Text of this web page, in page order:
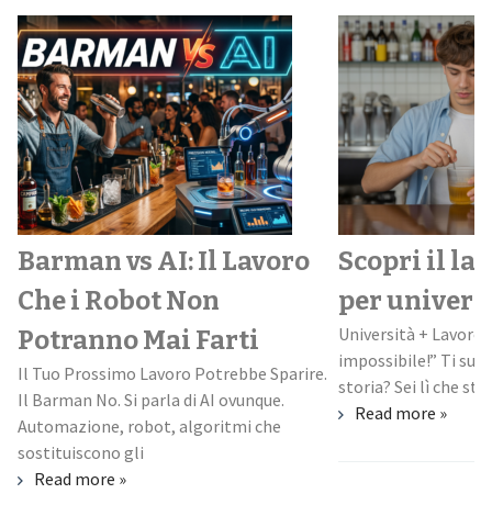
Barman vs AI: Il Lavoro
Che i Robot Non
Potranno Mai Farti
Il Tuo Prossimo Lavoro Potrebbe Sparire.
Il Barman No. Si parla di AI ovunque.
Automazione, robot, algoritmi che
sostituiscono gli
Read more »
Scopri il
per
Università +
impossibile!” Ti
storia? Sei lì che
Read more »